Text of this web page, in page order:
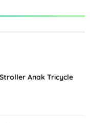
Anak Tricycle